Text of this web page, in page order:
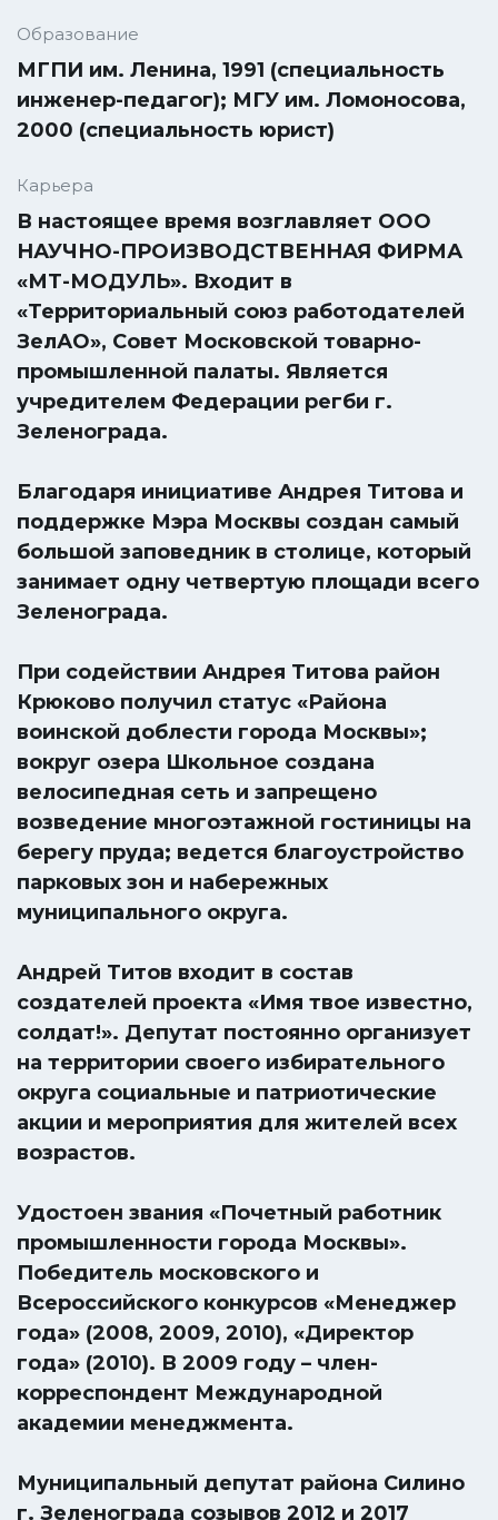
Образование
МГПИ им. Ленина, 1991 (специальность
инженер-педагог); МГУ им. Ломоносова,
2000 (специальность юрист)
Карьера
В настоящее время возглавляет ООО
НАУЧНО-ПРОИЗВОДСТВЕННАЯ ФИРМА
«МТ-МОДУЛЬ». Входит в
«Территориальный союз работодателей
ЗелАО», Совет Московской товарно-
промышленной палаты. Является
учредителем Федерации регби г.
Зеленограда.
Благодаря инициативе Андрея Титова и
поддержке Мэра Москвы создан самый
большой заповедник в столице, который
занимает одну четвертую площади всего
Зеленограда.
При содействии Андрея Титова район
Крюково получил статус «Района
воинской доблести города Москвы»;
вокруг озера Школьное создана
велосипедная сеть и запрещено
возведение многоэтажной гостиницы на
берегу пруда; ведется благоустройство
парковых зон и набережных
муниципального округа.
Андрей Титов входит в состав
создателей проекта «Имя твое известно,
солдат!». Депутат постоянно организует
на территории своего избирательного
округа социальные и патриотические
акции и мероприятия для жителей всех
возрастов.
Удостоен звания «Почетный работник
промышленности города Москвы».
Победитель московского и
Всероссийского конкурсов «Менеджер
года» (2008, 2009, 2010), «Директор
года» (2010). В 2009 году – член-
корреспондент Международной
академии менеджмента.
Муниципальный депутат района Силино
г. Зеленограда созывов 2012 и 2017